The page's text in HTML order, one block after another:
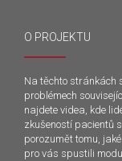
O PROJEKTU
Na těchto stránkách
problémech
najdete videa, kde
zkušeností pacientů
porozumět tomu,
pro vás spustili